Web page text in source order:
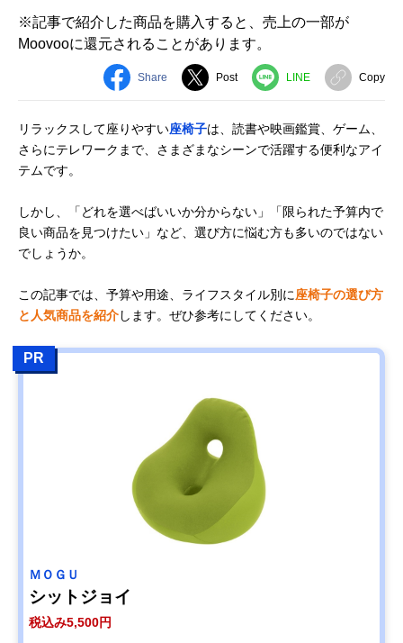
※記事で紹介した商品を購入すると、売上の一部が
Moovooに還元されることがあります。
Share Post LINE Copy
リラックスして座りやすい座椅子は、読書や映画鑑賞、ゲーム、
さらにテレワークまで、さまざまなシーンで活躍する便利なアイ
テムです。
しかし、「どれを選べばいいか分からない」「限られた予算内で
良い商品を見つけたい」など、選び方に悩む方も多いのではない
でしょうか。
この記事では、予算や用途、ライフスタイル別に座椅子の選び方
と人気商品を紹介します。ぜひ参考にしてください。
PR
ＭＯＧＵ
シットジョイ
税込み5,500円